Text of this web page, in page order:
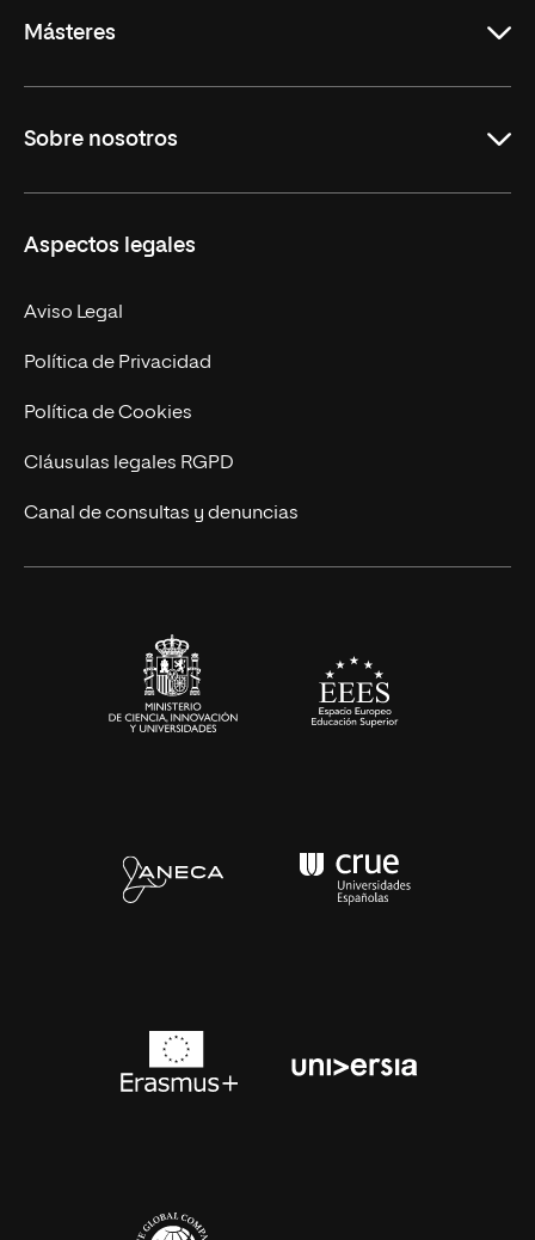
Másteres
Derecho
Empresa
MBA
Marketing y Comunicación
Ingeniería
Diseño
Ciencias de la Salud
Sobre nosotros
Nuestro Equipo
Contacto
Aspectos legales
Aviso Legal
Política de Privacidad
Política de Cookies
Cláusulas legales RGPD
Canal de consultas y denuncias